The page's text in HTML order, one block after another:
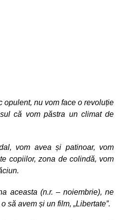
opulent, nu vom face o revoluție
că vom păstra un climat de
vom avea și patinoar, vom
copiilor, zona de colindă, vom
aceasta (n.r. – noiembrie), ne
să avem și un film, „Libertate”.